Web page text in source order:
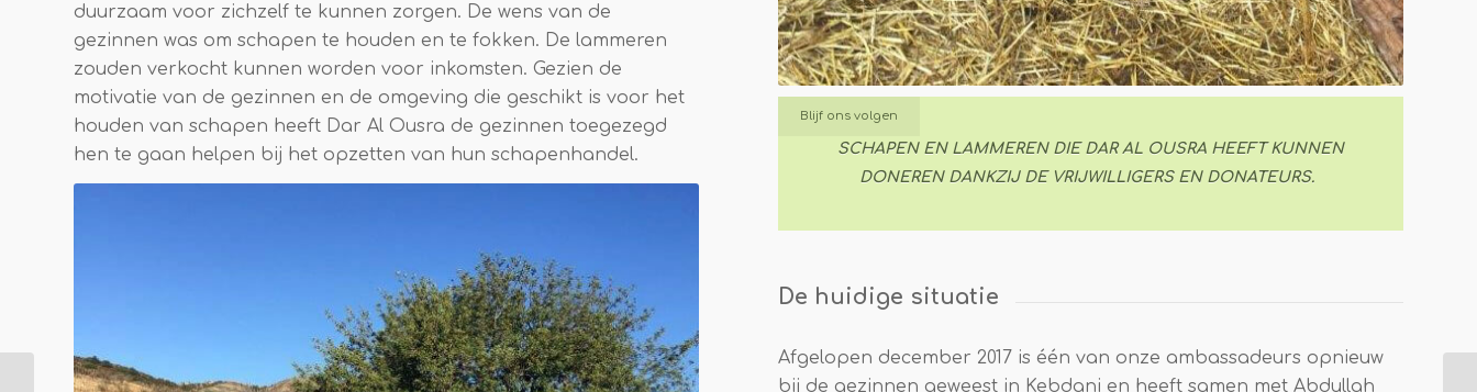
duurzaam voor zichzelf te kunnen zorgen. De wens van de
gezinnen was om schapen te houden en te fokken. De lammeren
zouden verkocht kunnen worden voor inkomsten. Gezien de
motivatie van de gezinnen en de omgeving die geschikt is voor het
houden van schapen heeft Dar Al Ousra de gezinnen toegezegd
hen te gaan helpen bij het opzetten van hun schapenhandel.
Blijf ons volgen
SCHAPEN EN LAMMEREN DIE DAR AL OUSRA HEEFT KUNNEN
DONEREN DANKZIJ DE VRIJWILLIGERS EN DONATEURS.
De huidige situatie
Afgelopen december 2017 is één van onze ambassadeurs opnieuw
bij de gezinnen geweest in Kebdani en heeft samen met Abdullah